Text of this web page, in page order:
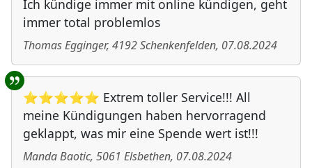
Ich kündige immer mit online kündigen, geht
immer total problemlos
Thomas Egginger, 4192Schenkenfelden, 07.08.2024
⭐⭐⭐⭐⭐ Extrem toller Service!!! All
meine Kündigungen haben hervorragend
geklappt, was mir eine Spende wert ist!!!
Manda Baotic, 5061 Elsbethen, 07.08.2024